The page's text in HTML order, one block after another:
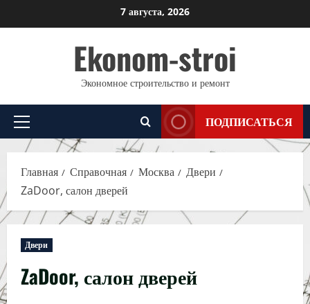
к
7 августа, 2026
Ekonom-stroi
Экономное строительство и ремонт
Основное
меню
ПОДПИСАТЬСЯ
Главная Справочная Москва
Двери
ZaDoor, салон дверей
Двери
ZaDoor, салон дверей